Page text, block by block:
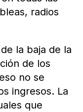
radios
la baja de la
de los
no se
ingresos. La
que